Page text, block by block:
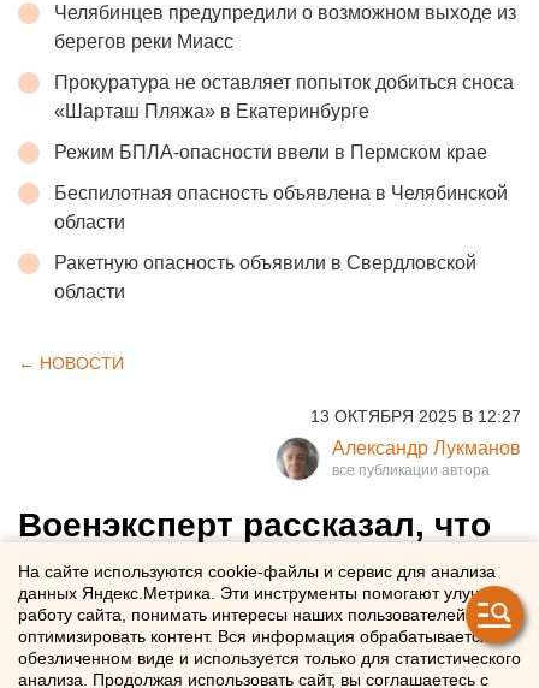
Челябинцев предупредили о возможном выходе из
берегов реки Миасс
Прокуратура не оставляет попыток добиться сноса
«Шарташ Пляжа» в Екатеринбурге
Режим БПЛА-опасности ввели в Пермском крае
Беспилотная опасность объявлена в Челябинской
области
Ракетную опасность объявили в Свердловской
области
← НОВОСТИ
13 ОКТЯБРЯ 2025 В 12:27
Александр Лукманов
Военэксперт рассказал, что
просил Зеленский у Трампа
Военэксперт рассказал о сути разговора Зеленского с
Трампом
На сайте используются cookie-файлы и сервис для анализа
данных Яндекс.Метрика. Эти инструменты помогают улучшать
работу сайта, понимать интересы наших пользователей и
оптимизировать контент. Вся информация обрабатывается в
обезличенном виде и используется только для статистического
анализа. Продолжая использовать сайт, вы соглашаетесь с